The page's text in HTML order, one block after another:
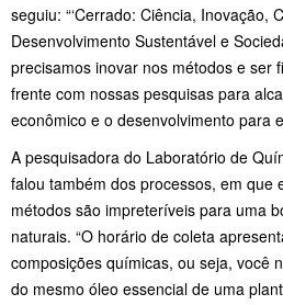
seguiu: “‘Cerrado: Ciência, Inovação,
Desenvolvimento Sustentável e
precisamos inovar nos métodos e ser
frente com nossas pesquisas para
econômico e o desenvolvimento para
A pesquisadora do Laboratório de
falou também dos processos, em que
métodos são impreteríveis para uma
naturais. “O horário de coleta
composições químicas, ou seja, você
do mesmo óleo essencial de uma